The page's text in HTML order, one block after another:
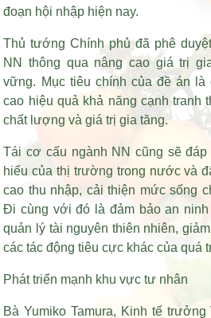
đoạn hội nhập hiện nay.
Thủ tướng Chính phủ đã phê
NN thông qua nâng cao giá trị
vững. Mục tiêu chính của đề án
cao hiệu quả khả năng cạnh tranh
chất lượng và giá trị gia tăng.
Tái cơ cấu ngành NN cũng sẽ
hiếu của thị trường trong nước và
cao thu nhập, cải thiện mức sống
Đi cùng với đó là đảm bảo an
quản lý tài nguyên thiên nhiên,
các tác động tiêu cực khác của quá
Phát triển mạnh khu vực tư nhân
Bà Yumiko Tamura, Kinh tế